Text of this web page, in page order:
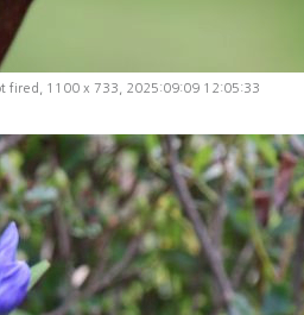
fired, 1100 x 733, 2025:09:09 12:05:33